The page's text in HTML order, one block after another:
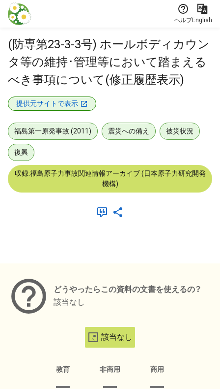
本文に飛ぶ
ヘルプEnglish
(防専第23-3-3号) ホールボディカウン
タ等の維持･管理等において踏まえる
べき事項について(修正履歴表示)
提供元サイトで表示
福島第一原発事故 (2011) 震災への備え 被災状況
復興
収録:福島原子力事故関連情報アーカイブ (日本原子力研究開発
機構)
どうやったらこの資料の文書を使えるの？
該当なし
該当なし
教育 非商用 商用